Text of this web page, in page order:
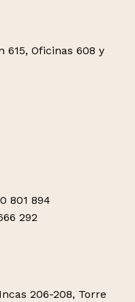
615, Oficinas 608 y
801 894
292
206-208, Torre